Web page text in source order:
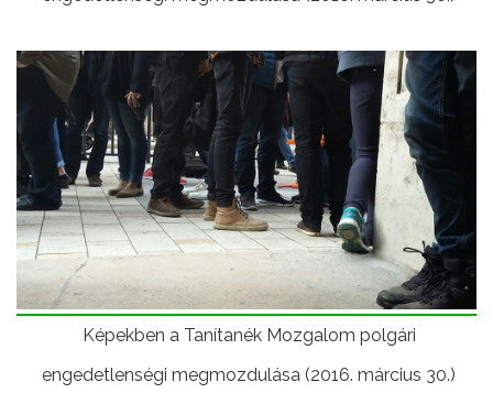
Képekben a Tanítanék Mozgalom polgári
engedetlenségi megmozdulása (2016. március 30.)